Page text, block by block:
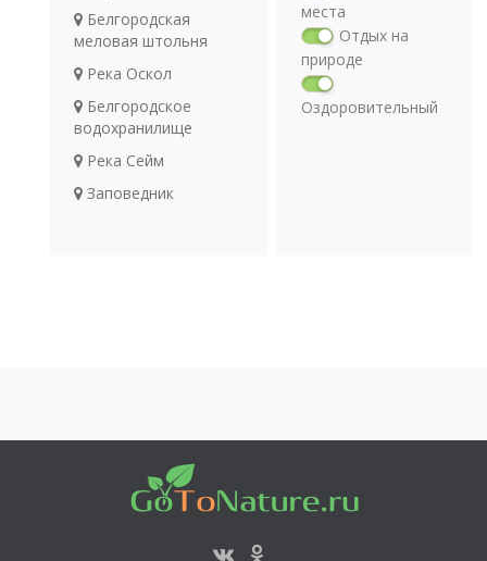
Белгородская
меловая штольня
Река Оскол
Белгородское
водохранилище
Река Сейм
Заповедник
места
Отдых на
природе
Оздоровительный